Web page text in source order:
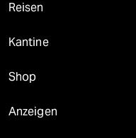
Reisen
Kantine
Shop
Anzeigen